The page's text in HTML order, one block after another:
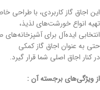
این اجاق گاز کاربردی، با
تهیه انواع خورشت‌های لذیذ،
انتخابی ایده‌آل برای
حتی به عنوان اجاق گاز کمکی
در کنار اجاق اصلی شما قرار گیرد.
از ویژگی‌های برجسته آن :